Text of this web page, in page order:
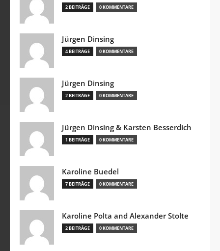
2 BEITRÄGE 0 KOMMENTARE
Jürgen Dinsing
4 BEITRÄGE 0 KOMMENTARE
Jürgen Dinsing
2 BEITRÄGE 0 KOMMENTARE
Jürgen Dinsing & Karsten Besserdich
1 BEITRÄGE 0 KOMMENTARE
Karoline Buedel
7 BEITRÄGE 0 KOMMENTARE
Karoline Polta and Alexander Stolte
2 BEITRÄGE 0 KOMMENTARE